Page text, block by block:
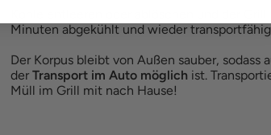
Kohle entleeren oder ablöschen und der
Minuten abgekühlt und wieder
Der Korpus bleibt von Außen sauber, sodass
derTransport im Auto möglich ist.
Müll im Grill mit nach Hause!